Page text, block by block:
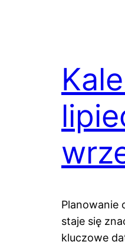
Planowanie
staje się
kluczowe